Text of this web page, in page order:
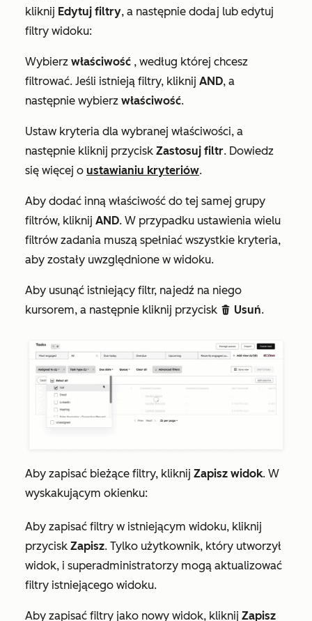
kliknij Edytuj filtry, a następnie dodaj lub edytuj
filtry widoku:
Wybierz właściwość , według której chcesz
filtrować. Jeśli istnieją filtry, kliknij AND, a
następnie wybierz właściwość.
Ustaw kryteria dla wybranej właściwości, a
następnie kliknij przycisk Zastosuj filtr. Dowiedz
się więcej o ustawianiu kryteriów.
Aby dodać inną właściwość do tej samej grupy
filtrów, kliknij AND. W przypadku ustawienia wielu
filtrów zadania muszą spełniać wszystkie kryteria,
aby zostały uwzględnione w widoku.
Aby usunąć istniejący filtr, najedź na niego
kursorem, a następnie kliknij przycisk delete Usuń.
Aby zapisać bieżące filtry, kliknij Zapisz widok. W
wyskakującym okienku:
Aby zapisać filtry w istniejącym widoku, kliknij
przycisk Zapisz. Tylko użytkownik, który utworzył
widok, i superadministratorzy mogą aktualizować
filtry istniejącego widoku.
Aby zapisać filtry jako nowy widok, kliknij Zapisz